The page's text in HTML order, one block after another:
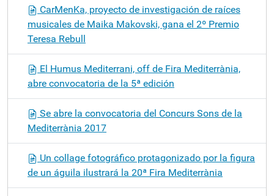
CarMenKa, proyecto de investigación de raíces
musicales de Maika Makovski, gana el 2º Premio
Teresa Rebull
El Humus Mediterrani, off de Fira Mediterrània,
abre convocatoria de la 5ª edición
Se abre la convocatoria del Concurs Sons de la
Mediterrània 2017
Un collage fotográfico protagonizado por la figura
de un águila ilustrará la 20ª Fira Mediterrània